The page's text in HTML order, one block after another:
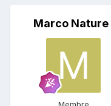
Marco Nature